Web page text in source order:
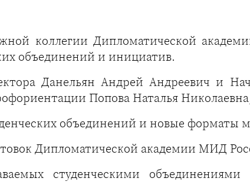
коллегии Дипломатической
объединений и инициатив.
Данельян Андрей Андреевич и
Попова Наталья
объединений и новые форматы
Дипломатической академии МИД
студенческими